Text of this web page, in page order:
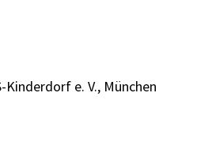
e. V., München